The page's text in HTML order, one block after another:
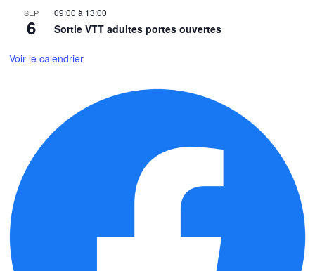
SEP
6
09:00 à 13:00
Sortie VTT adultes portes ouvertes
Voir le calendrier